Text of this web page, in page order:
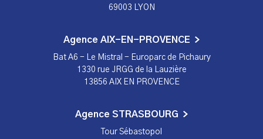
69003 LYON
Agence AIX-EN-PROVENCE
Bat A6 - Le Mistral - Europarc de Pichaury
1330 rue JRGG de la Lauzière
13856 AIX EN PROVENCE
Agence STRASBOURG
Tour Sébastopol